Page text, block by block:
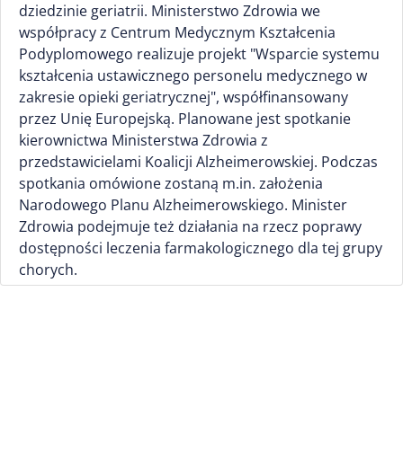
dziedzinie geriatrii. Ministerstwo Zdrowia we
współpracy z Centrum Medycznym Kształcenia
Podyplomowego realizuje projekt "Wsparcie systemu
kształcenia ustawicznego personelu medycznego w
zakresie opieki geriatrycznej", współfinansowany
przez Unię Europejską. Planowane jest spotkanie
kierownictwa Ministerstwa Zdrowia z
przedstawicielami Koalicji Alzheimerowskiej. Podczas
spotkania omówione zostaną m.in. założenia
Narodowego Planu Alzheimerowskiego. Minister
Zdrowia podejmuje też działania na rzecz poprawy
dostępności leczenia farmakologicznego dla tej grupy
chorych.